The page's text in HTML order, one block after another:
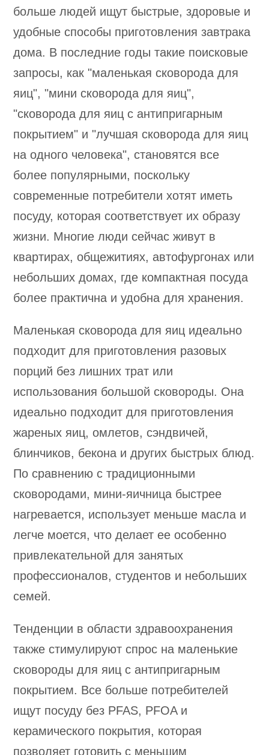
больше людей ищут быстрые, здоровые и
удобные способы приготовления завтрака
дома. В последние годы такие поисковые
запросы, как "маленькая сковорода для
яиц", "мини сковорода для яиц",
"сковорода для яиц с антипригарным
покрытием" и "лучшая сковорода для яиц
на одного человека", становятся все
более популярными, поскольку
современные потребители хотят иметь
посуду, которая соответствует их образу
жизни. Многие люди сейчас живут в
квартирах, общежитиях, автофургонах или
небольших домах, где компактная посуда
более практична и удобна для хранения.
Маленькая сковорода для яиц идеально
подходит для приготовления разовых
порций без лишних трат или
использования большой сковороды. Она
идеально подходит для приготовления
жареных яиц, омлетов, сэндвичей,
блинчиков, бекона и других быстрых блюд.
По сравнению с традиционными
сковородами, мини-яичница быстрее
нагревается, использует меньше масла и
легче моется, что делает ее особенно
привлекательной для занятых
профессионалов, студентов и небольших
семей.
Тенденции в области здравоохранения
также стимулируют спрос на маленькие
сковороды для яиц с антипригарным
покрытием. Все больше потребителей
ищут посуду без PFAS, PFOA и
керамического покрытия, которая
позволяет готовить с меньшим